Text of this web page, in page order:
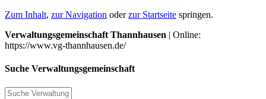
Zum Inhalt, zur Navigation oderzur Startseite springen.
Verwaltungsgemeinschaft Thannhausen | Online:
https://www.vg-thannhausen.de/
Suche Verwaltungsgemeinschaft